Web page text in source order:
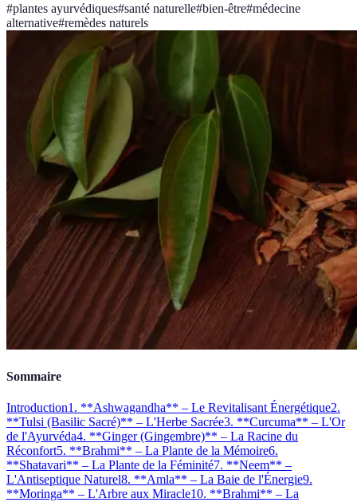
#plantes ayurvédiques#santé naturelle#bien-être#médecine
alternative#remèdes naturels
Sommaire
Introduction1. **Ashwagandha** – Le Revitalisant Énergétique2.
**Tulsi (Basilic Sacré)** – L'Herbe Sacrée3. **Curcuma** – L'Or
de l'Ayurvéda4. **Ginger (Gingembre)** – La Racine du
Réconfort5. **Brahmi** – La Plante de la Mémoire6.
**Shatavari** – La Plante de la Féminité7. **Neem** –
L'Antiseptique Naturel8. **Amla** – La Baie de l'Énergie9.
**Moringa** – L'Arbre aux Miracle10. **Brahmi** – La